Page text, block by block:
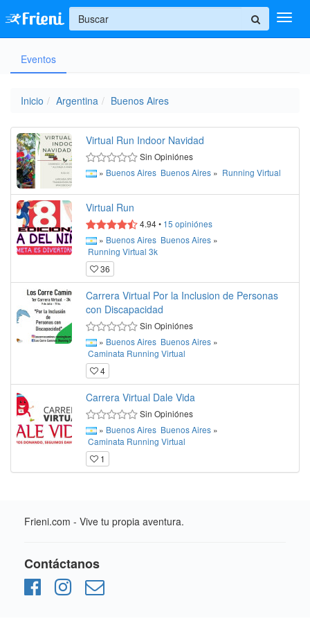
Ingresar
+
Eventos
Inicio Argentina Buenos Aires
Virtual Run Indoor Navidad
Sin Opiniónes
» Buenos Aires Buenos Aires » Running Virtual
Virtual Run
4.94• 15 opiniónes
» Buenos Aires Buenos Aires »
Running Virtual 3k
36
Carrera Virtual Por la Inclusion de Personas
con Discapacidad
Sin Opiniónes
» Buenos Aires Buenos Aires »
Caminata Running Virtual
4
Carrera Virtual Dale Vida
Sin Opiniónes
» Buenos Aires Buenos Aires »
Caminata Running Virtual
1
Frieni.com - Vive tu propia aventura.
Contáctanos